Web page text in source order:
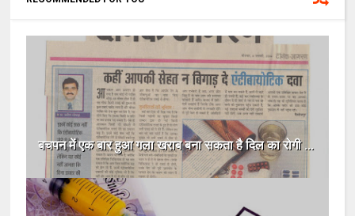
बचपन में एक बार हुआ गला खराब बना सकता है दिल का रोगी ...